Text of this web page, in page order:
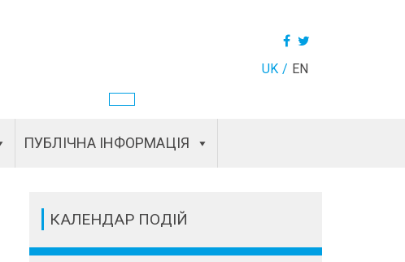
UK EN
ПУБЛІЧНА ІНФОРМАЦІЯ
КАЛЕНДАР ПОДІЙ